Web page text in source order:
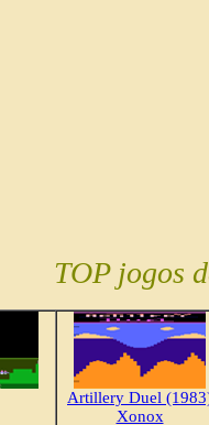
TOP jogos
Artillery Duel
Xonox